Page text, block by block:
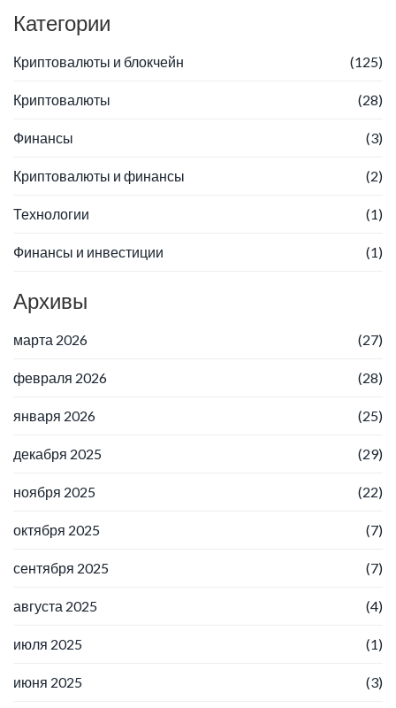
Категории
Криптовалюты и блокчейн (125)
Криптовалюты (28)
Финансы (3)
Криптовалюты и финансы (2)
Технологии (1)
Финансы и инвестиции (1)
Архивы
марта 2026 (27)
февраля 2026 (28)
января 2026 (25)
декабря 2025 (29)
ноября 2025 (22)
октября 2025 (7)
сентября 2025 (7)
августа 2025 (4)
июля 2025 (1)
июня 2025 (3)